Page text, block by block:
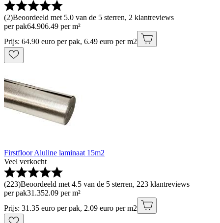
(2)Beoordeeld met 5.0 van de 5 sterren, 2 klantreviews
per pak64.906.49 per m²
Prijs: 64.90 euro per pak, 6.49 euro per m2
Firstfloor Aluline laminaat 15m2
Veel verkocht
(223)Beoordeeld met 4.5 van de 5 sterren, 223 klantreviews
per pak31 .352.09 per m²
Prijs: 31.35 euro per pak, 2.09 euro per m2